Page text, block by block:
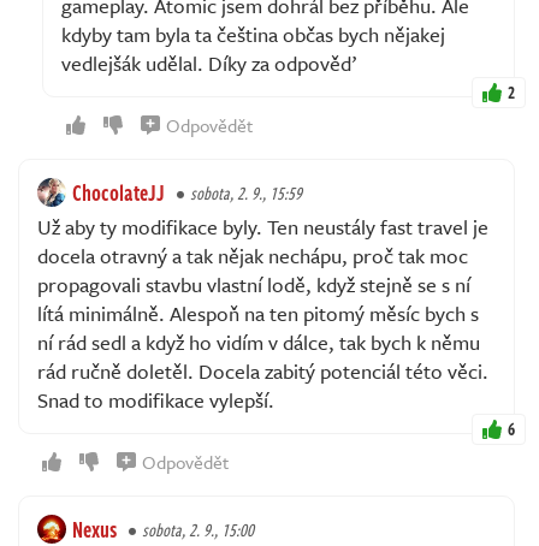
kdyby tam byla ta čeština občas bych nějakej
vedlejšák udělal. Díky za odpověď
2
Odpovědět
ChocolateJJ sobota, 2. 9., 15:59
Už aby ty modifikace byly. Ten neustály fast travel je
docela otravný a tak nějak nechápu, proč tak moc
propagovali stavbu vlastní lodě, když stejně se s ní
lítá minimálně. Alespoň na ten pitomý měsíc bych s
ní rád sedl a když ho vidím v dálce, tak bych k němu
rád ručně doletěl. Docela zabitý potenciál této věci.
Snad to modifikace vylepší.
6
Odpovědět
Nexus sobota, 2. 9., 15:00